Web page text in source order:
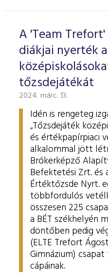
A 'Team
diákjai nyerték
tőzsdejátékát
2024. márc. 13.
Idén is rengeteg
„Tőzsdejáték
és értékpapírpiaci
alkalommal jött
Brókerképző
Befektetési Zrt. és
Értéktőzsde Nyrt.
többfordulós
összesen 225
a BÉT székhelyén
döntőben pedig
(ELTE Trefort
Gimnázium)
cápáinak.